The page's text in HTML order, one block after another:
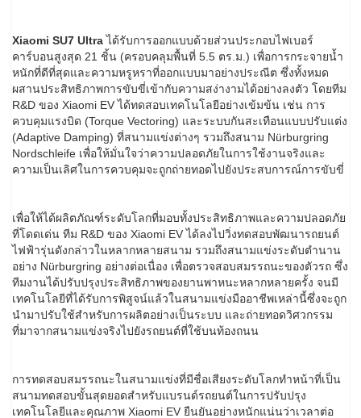
Xiaomi SU7 Ultraได้รับการออกแบบด้วยส่วนประกอบไฟเบอร์
คาร์บอนสูงสุด 21 ชิ้น (ครอบคลุมพื้นที่ 5.5 ตร.ม.) เพื่อการกระจายน้ำ
หนักที่ดีที่สุดและความหรูหราที่ออกแบบมาอย่างประณีต ซึ่งทั้งหมด
ผสานประสิทธิภาพการขับขี่เข้ากับความสง่างามได้อย่างลงตัว โดยทีม
R&D ของ Xiaomi EV ได้ทดสอบเทคโนโลยีอย่างเข้มข้น เช่น การ
ควบคุมแรงบิด (Torque Vectoring) และระบบกันสะเทือนแบบปรับแต่ง
(Adaptive Damping) ที่สนามแข่งต่างๆ รวมถึงสนาม Nürburgring
Nordschleife เพื่อให้มั่นใจว่าความปลอดภัยในการใช้งานจริงและ
ความเป็นเลิศในการควบคุมจะถูกถ่ายทอดไปยังประสบการณ์การขับขี่
เพื่อให้ได้ผลิตภัณฑ์ระดับโลกที่มอบทั้งประสิทธิภาพและความปลอดภัย
ที่โดดเด่น ทีม R&D ของ Xiaomi EV ได้ลงไปวิ่งทดสอบพัฒนารถยนต์
ไฟฟ้ารุ่นดังกล่าวในหลากหลายสนาม รวมถึงสนามแข่งระดับตำนาน
อย่าง Nürburgring อย่างต่อเนื่อง เพื่อตรวจสอบสมรรถนะของตัวรถ ซึ่ง
ทีมงานได้ปรับปรุงประสิทธิภาพของยานพาหนะหลากหลายครั้ง จนมี
เทคโนโลยีที่ได้รับการพิสูจน์แล้วในสนามแข่งมืออาชีพเหล่านี้ซึ่งจะถูก
นำมาปรับใช้สำหรับการผลิตอย่างเป็นระบบ และถ่ายทอดวิศวกรรม
ที่มาจากสนามแข่งจริงไปยังรถยนต์ที่ใช้บนท้องถนน
การทดสอบสมรรถนะในสนามแข่งที่มีชื่อเสียงระดับโลกทำหน้าที่เป็น
สนามทดสอบขั้นสุดยอดสำหรับแบรนด์รถยนต์ในการปรับปรุง
เทคโนโลยีและคุณภาพ Xiaomi EV ยืนยันอย่างหนักแน่นว่าเวลาต่อ